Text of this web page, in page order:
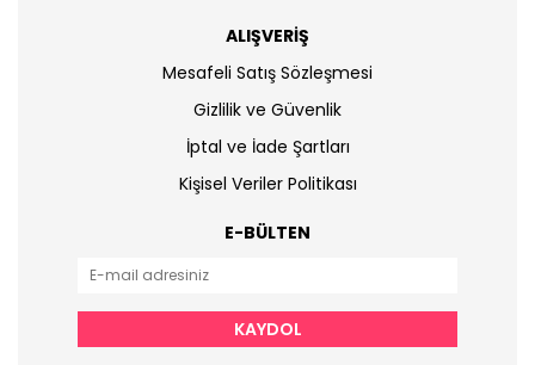
ALIŞVERİŞ
Mesafeli Satış Sözleşmesi
Gizlilik ve Güvenlik
İptal ve İade Şartları
Kişisel Veriler Politikası
E-BÜLTEN
KAYDOL